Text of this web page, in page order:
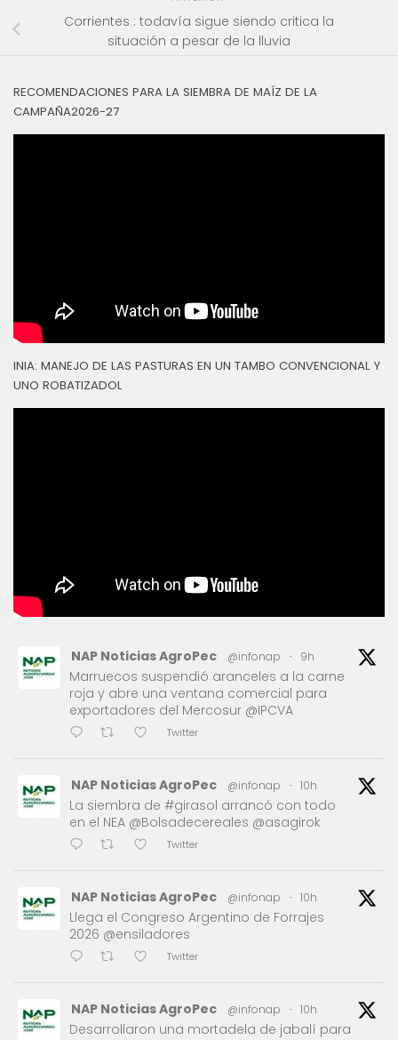
Corrientes : todavía sigue siendo critica la
situación a pesar de la lluvia
RECOMENDACIONES PARA LA SIEMBRA DE MAÍZ DE LA
CAMPAÑA2026-27
INIA: MANEJO DE LAS PASTURAS EN UN TAMBO CONVENCIONAL Y
UNO ROBATIZADOL
NAP Noticias AgroPec @infonap · 9h
Marruecos suspendió aranceles a la carne
roja y abre una ventana comercial para
exportadores del Mercosur @IPCVA
Twitter
NAP Noticias AgroPec @infonap · 10h
La siembra de #girasol arrancó con todo
en el NEA @Bolsadecereales @asagirok
Twitter
NAP Noticias AgroPec @infonap · 10h
Llega el Congreso Argentino de Forrajes
2026 @ensiladores
Twitter
NAP Noticias AgroPec @infonap · 10h
Desarrollaron una mortadela de jabalí para